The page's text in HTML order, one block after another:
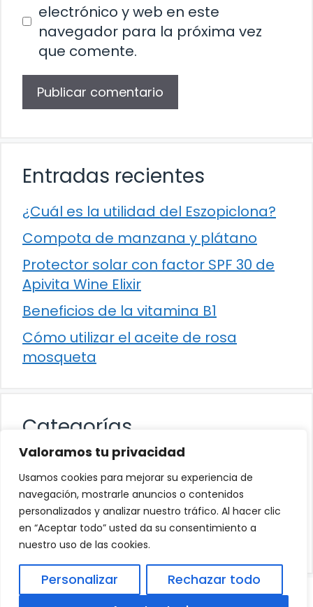
Valoramos tu privacidad
Usamos cookies para mejorar su experiencia de
navegación, mostrarle anuncios o contenidos
personalizados y analizar nuestro tráfico. Al hacer clic
en “Aceptar todo” usted da su consentimiento a
nuestro uso de las cookies.
Personalizar
Rechazar todo
electrónico y web en este
navegador para la próxima vez
que comente.
Entradas recientes
¿Cuál es la utilidad del Eszopiclona?
Compota de manzana y plátano
Protector solar con factor SPF 30 de
Apivita Wine Elixir
Beneficios de la vitamina B1
Cómo utilizar el aceite de rosa
mosqueta
Categorías
Alimentación
Destacados
Hogar
Salud
Política de Privacidad Aviso Legal|